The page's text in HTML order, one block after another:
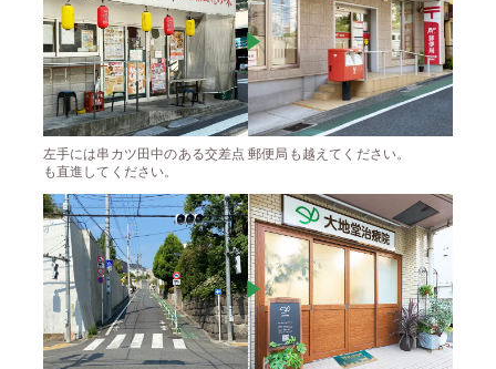
左手には串カツ田中のある交差点
も直進してください。
郵便局も越えてください。